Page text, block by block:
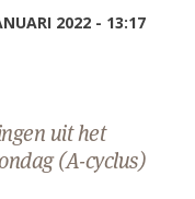
2022 - 13:17
uit het
(A-cyclus)